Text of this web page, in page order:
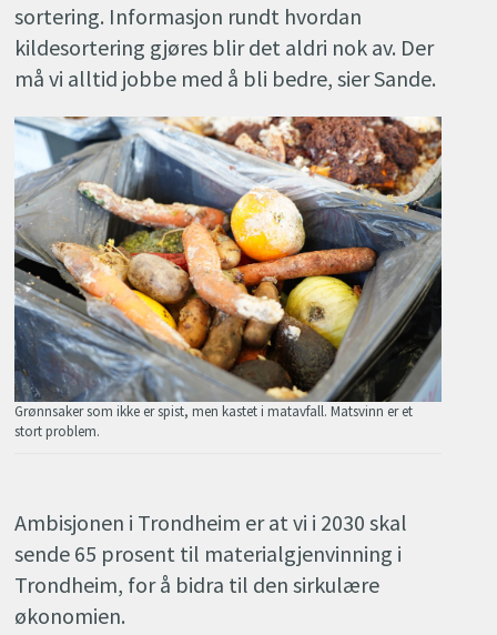
sortering. Informasjon rundt hvordan
kildesortering gjøres blir det aldri nok av. Der
må vi alltid jobbe med å bli bedre, sier Sande.
Grønnsaker som ikke er spist, men kastet i matavfall. Matsvinn er et
stort problem.
Ambisjonen i Trondheim er at vi i 2030 skal
sende 65 prosent til materialgjenvinning i
Trondheim, for å bidra til den sirkulære
økonomien.